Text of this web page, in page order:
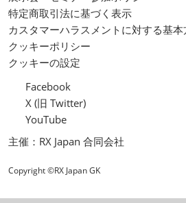
特定商取引法に基づく表示
カスタマーハラスメントに対する基本
クッキーポリシー
クッキーの設定
Facebook
X (旧 Twitter)
YouTube
主催：RX Japan 合同会社
Copyright ©RX Japan GK